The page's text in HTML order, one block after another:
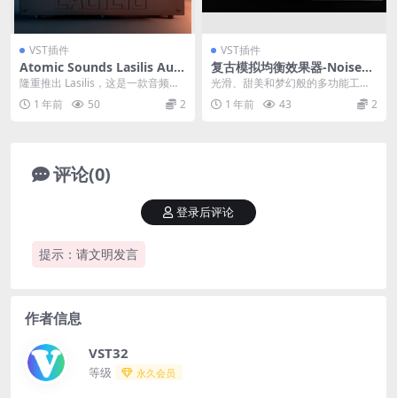
VST插件
Atomic Sounds Lasilis Audi
o Compressor VST3 AU Wi
N
隆重推出 Lasilis，这是一款音频压
缩器，可提供温暖、浓郁的声音和
咔嚓咔嚓的...
1 年前 50 2
VST插件
复古模拟均衡效果器-NoiseAs
h Audio Backs Pro Bundle
v1.2.4 VST3 AAX
光滑、甜美和梦幻般的多功能工
具。 介绍 Backs EQ 系列;1950 年
代受...1 年前 43 2
评论(0)
提示：请文明发言
登录后评论
作者信息
VST32
等级 永久会员